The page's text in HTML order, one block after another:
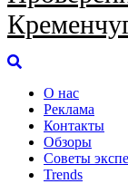
О нас
Реклама
Контакты
Обзоры
Советы
Trends